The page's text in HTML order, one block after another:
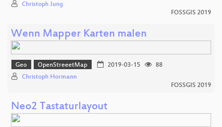
Christoph Jung
FOSSGIS 2019
Wenn Mapper Karten malen
Geo OpenStreeetMap 2019-03-15
88
Christoph Hormann
FOSSGIS 2019
Neo2 Tastaturlayout